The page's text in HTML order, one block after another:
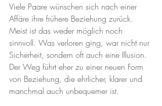
Viele Paare wünschen sich nach einer
Affäre ihre frühere Beziehung zurück.
Meist ist das weder möglich noch
sinnvoll. Was verloren ging, war nicht nur
Sicherheit, sondern oft auch eine Illusion.
Der Weg führt eher zu einer neuen Form
von Beziehung, die ehrlicher, klarer und
manchmal auch unbequemer ist.